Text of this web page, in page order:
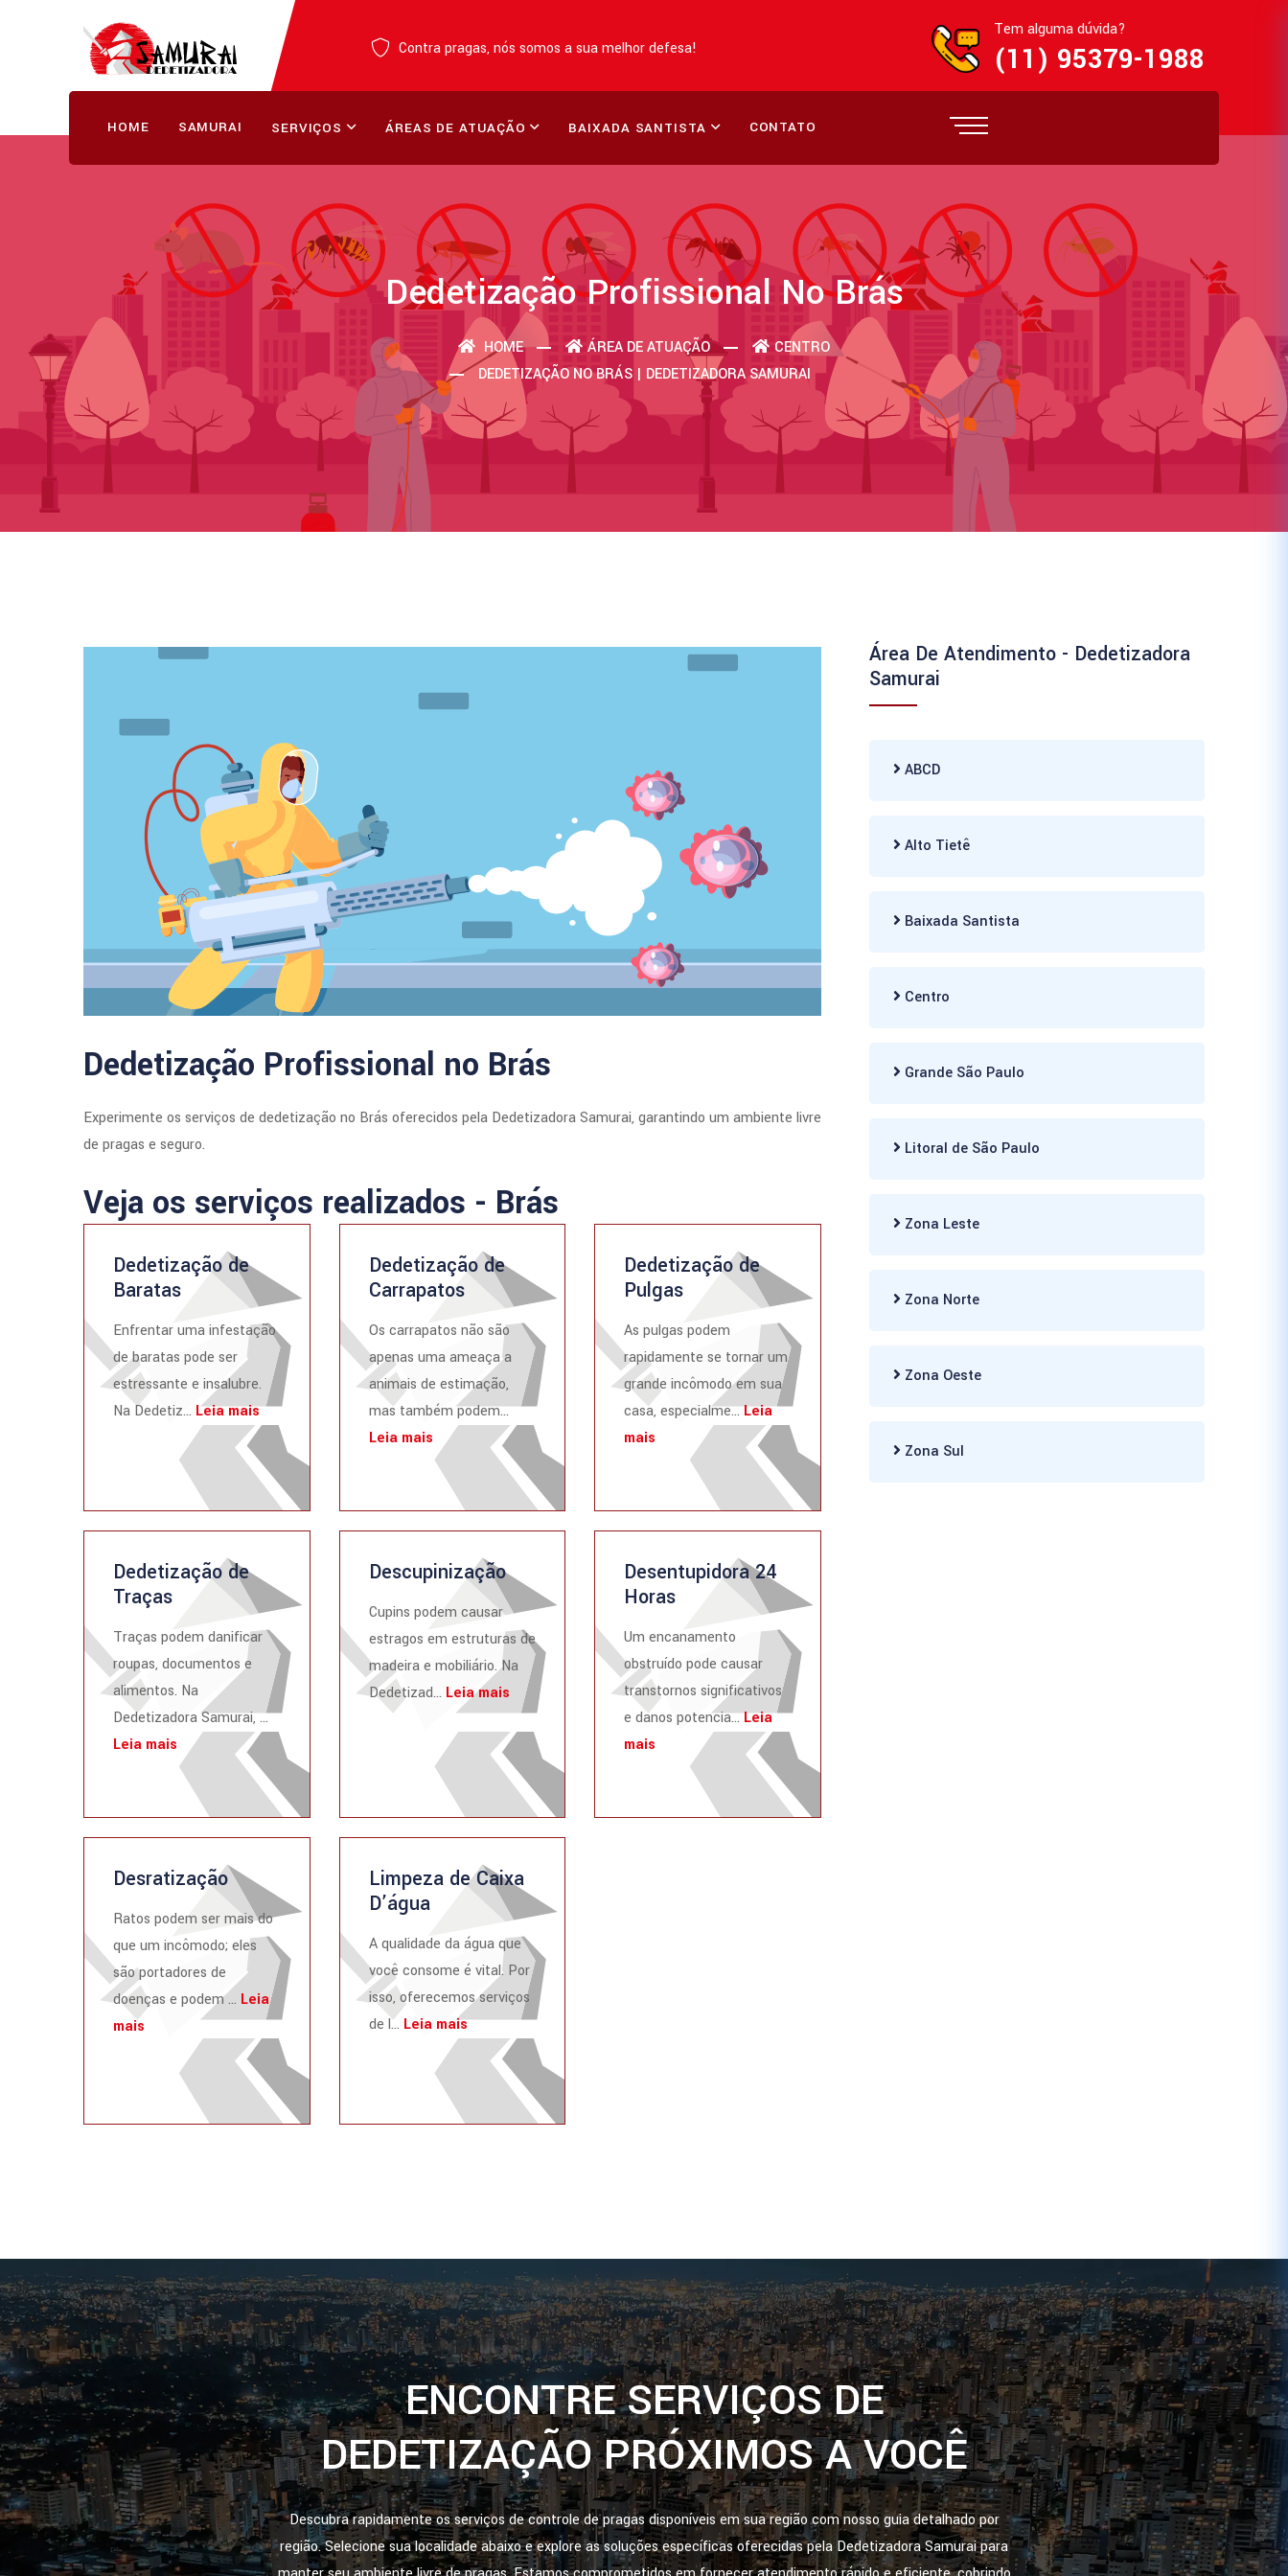
Contra pragas, nós somos a sua melhor defesa!
Tem alguma dúvida?
(11) 95379-1988
HOME SAMURAI SERVIÇOS ÁREAS DE ATUAÇÃO BAIXADA SANTISTA CONTATO
Dedetização Profissional No Brás
HOME ÁREA DE ATUAÇÃO
CENTRO
DEDETIZAÇÃO NO BRÁS | DEDETIZADORA SAMURAI
Dedetização Profissional no Brás
Experimente os serviços de dedetização no Brás oferecidos pela Dedetizadora Samurai, garantindo um ambiente livre
de pragas e seguro.
Veja os serviços realizados - Brás
Dedetização de
Baratas
Enfrentar uma infestação
de baratas pode ser
estressante e insalubre.
Na Dedetiz... Leia mais
Dedetização de
Carrapatos
Os carrapatos não são
apenas uma ameaça a
animais de estimação,
mas também podem...
Leia mais
Dedetização de
Pulgas
As pulgas podem
rapidamente se tornar um
grande incômodo em sua
casa, especialme...Leia
mais
Dedetização de
Traças
Traças podem danificar
roupas, documentos e
alimentos. Na
Dedetizadora Samurai, ...
Leia mais
Descupinização
Cupins podem causar
estragos em estruturas de
madeira e mobiliário. Na
Dedetizad... Leia mais
Desentupidora 24
Horas
Um encanamento
obstruído pode causar
transtornos significativos
e danos potencia...Leia
mais
Desratização
Ratos podem ser mais do
que um incômodo; eles
são portadores de
doenças e podem ... Leia
mais
Limpeza de Caixa
D’água
A qualidade da água que
você consome é vital. Por
isso, oferecemos serviços
de l... Leia mais
Área De Atendimento - Dedetizadora
Samurai
ABCD
Alto Tietê
Baixada Santista
Centro
Grande São Paulo
Litoral de São Paulo
Zona Leste
Zona Norte
Zona Oeste
Zona Sul
ENCONTRE SERVIÇOS DE
DEDETIZAÇÃO PRÓXIMOS A VOCÊ
Descubra rapidamente os serviços de controle de pragas disponíveis em sua região com nosso guia detalhado por
região. Selecione sua localidade abaixo e explore as soluções específicas oferecidas pela Dedetizadora Samurai para